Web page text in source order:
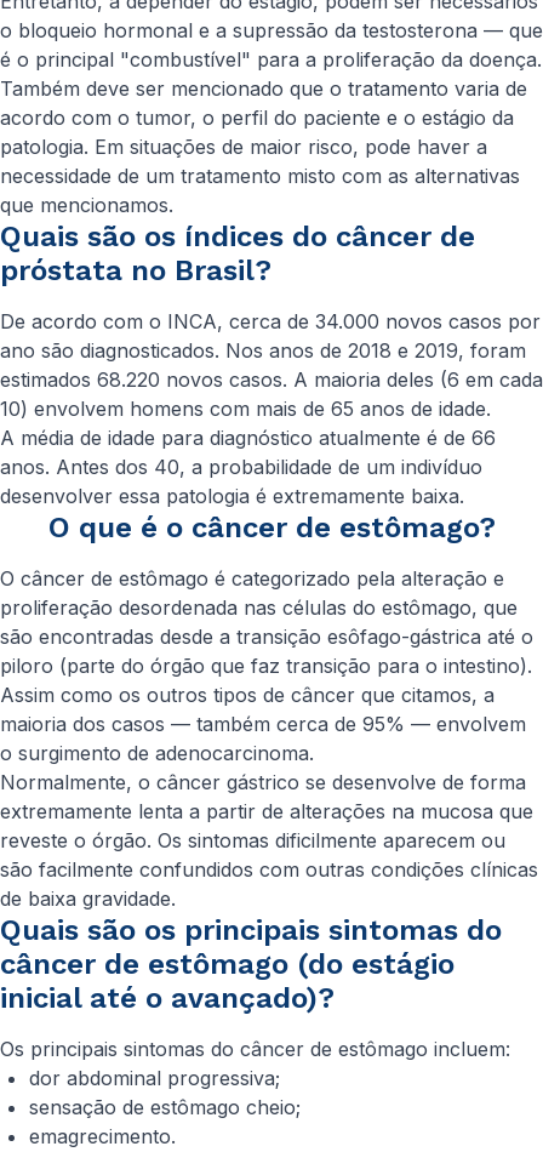
o bloqueio hormonal e a supressão da testosterona — que
é o principal "combustível" para a proliferação da doença.
Também deve ser mencionado que o tratamento varia de
acordo com o tumor, o perfil do paciente e o estágio da
patologia. Em situações de maior risco, pode haver a
necessidade de um tratamento misto com as alternativas
que mencionamos.
Quais são os índices do câncer de
próstata no Brasil?
De acordo com o INCA, cerca de 34.000 novos casos por
ano são diagnosticados. Nos anos de 2018 e 2019, foram
estimados 68.220 novos casos. A maioria deles (6 em cada
10) envolvem homens com mais de 65 anos de idade.
A média de idade para diagnóstico atualmente é de 66
anos. Antes dos 40, a probabilidade de um indivíduo
desenvolver essa patologia é extremamente baixa.
O que é o câncer de estômago?
O câncer de estômago é categorizado pela alteração e
proliferação desordenada nas células do estômago, que
são encontradas desde a transição esôfago-gástrica até o
piloro (parte do órgão que faz transição para o intestino).
Assim como os outros tipos de câncer que citamos, a
maioria dos casos — também cerca de 95% — envolvem
o surgimento de adenocarcinoma.
Normalmente, o câncer gástrico se desenvolve de forma
extremamente lenta a partir de alterações na mucosa que
reveste o órgão. Os sintomas dificilmente aparecem ou
são facilmente confundidos com outras condições clínicas
de baixa gravidade.
Quais são os principais sintomas do
câncer de estômago (do estágio
inicial até o avançado)?
Os principais sintomas do câncer de estômago incluem:
dor abdominal progressiva;
sensação de estômago cheio;
emagrecimento.